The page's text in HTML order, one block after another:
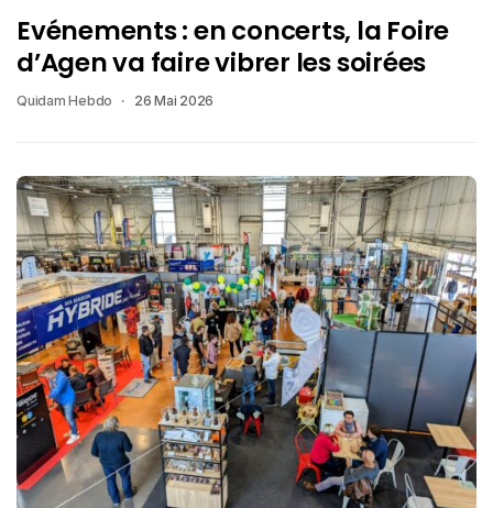
Evénements : en concerts, la Foire
d’Agen va faire vibrer les soirées
Quidam Hebdo 26 Mai 2026